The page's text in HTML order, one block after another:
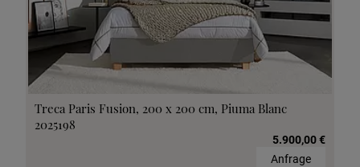
Treca Paris Fusion, 200 x 200 cm, Piuma Blanc
2025198
5.900,00 €
Anfrage